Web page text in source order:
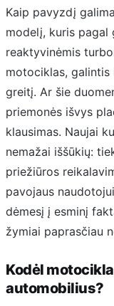
Kaip pavyzdį
modelį, kuris pagal
reaktyvinėmis
motociklas,
greitį. Ar šie
priemonės išvys
klausimas. Naujai
nemažai iššūkių:
priežiūros
pavojaus
dėmesį į esminį
žymiai paprasčiau
Kodėl
automobilius?